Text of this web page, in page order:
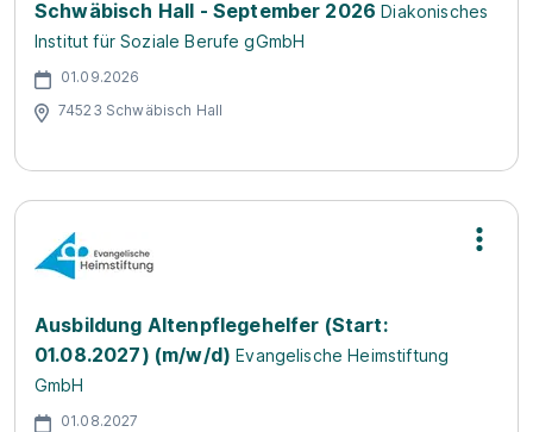
Schwäbisch Hall - September 2026 Diakonisches
Institut für Soziale Berufe gGmbH
01.09.2026
74523 Schwäbisch Hall
Ausbildung Altenpflegehelfer (Start:
01.08.2027) (m/w/d) Evangelische Heimstiftung
GmbH
01.08.2027